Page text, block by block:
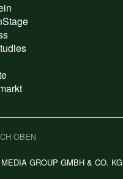
GROUP GMBH & CO. KG
OBEN